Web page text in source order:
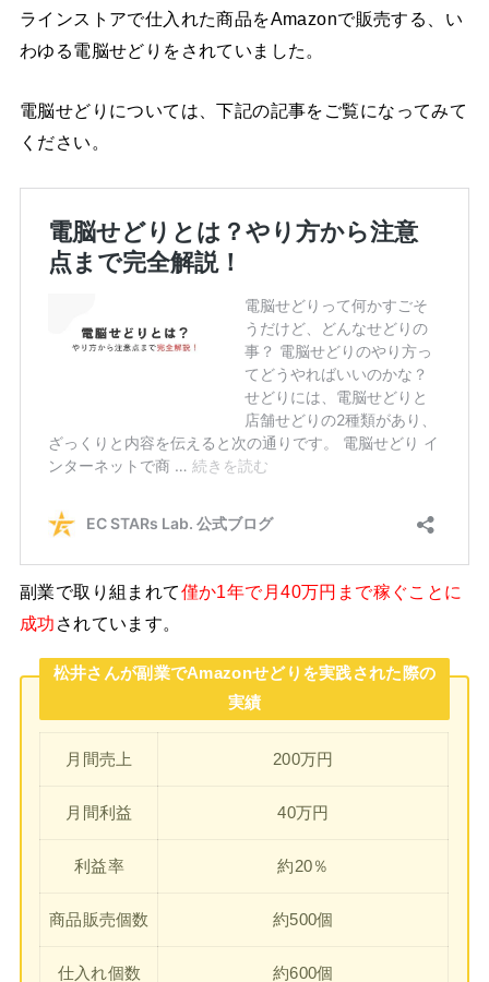
ラインストアで仕入れた商品をAmazonで販売する、い
わゆる電脳せどりをされていました。
電脳せどりについては、下記の記事をご覧になってみて
ください。
副業で取り組まれて僅か1年で月40万円まで稼ぐことに
成功 されています。
松井さんが副業でAmazonせどりを実践された際の
実績
月間売上 200万円
月間利益 40万円
利益率 約20％
商品販売個数 約500個
仕入れ個数 約600個